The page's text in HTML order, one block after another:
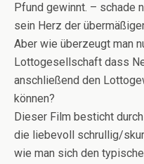
Pfund gewinnt. – schade
sein Herz der
Aber wie überzeugt man
Lottogesellschaft dass
anschließend den
können?
Dieser Film besticht
die liebevoll schrullig/
wie man sich den